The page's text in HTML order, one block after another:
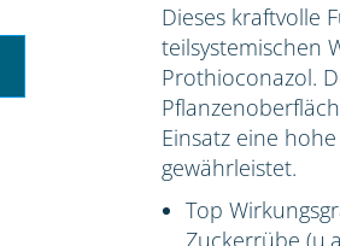
Dieses kraftvolle
teilsystemischen
Prothioconazol.
Einsatz eine
gewährleistet.
Top
Zuckerrübe